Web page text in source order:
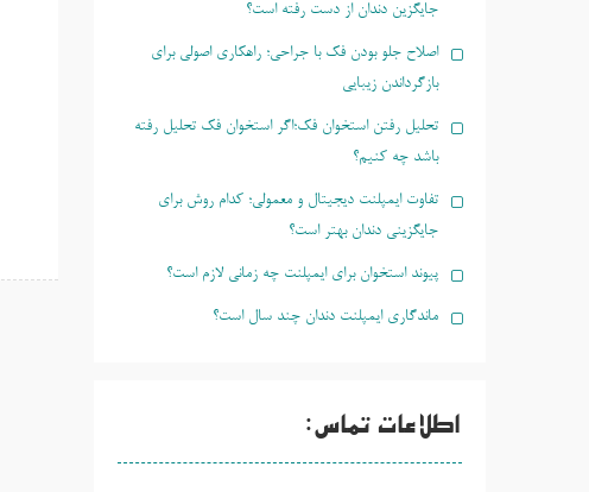
جایگزین دندان از دست رفته است؟
اصلاح جلو بودن فک با جراحی؛ راهکاری اصولی برای
بازگرداندن زیبایی
تحلیل رفتن استخوان فک؛اگر استخوان فک تحلیل رفته
باشد چه کنیم؟
تفاوت ایمپلنت دیجیتال و معمولی؛ کدام روش برای
جایگزینی دندان بهتر است؟
پیوند استخوان برای ایمپلنت چه زمانی لازم است؟
ماندگاری ایمپلنت دندان چند سال است؟
اطلاعات تماس: